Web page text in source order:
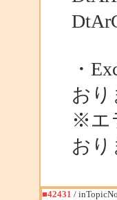
・
おり
※エ
おり
■42431 /